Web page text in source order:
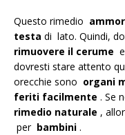
Questo rimedio
testa di lato. Quindi,
rimuovere il cerume
dovresti stare attento
orecchie sono organi
feriti facilmente . Se
rimedio naturale ,
per bambini .